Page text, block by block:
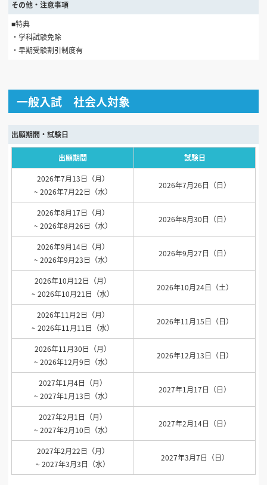
その他・注意事項
■特典
・学科試験免除
・早期受験割引制度有
一般入試 社会人対象
出願期間・試験日
出願期間 試験日
2026年7月13日（月）
~ 2026年7月22日（水）
2026年7月26日（日）
2026年8月17日（月）
~ 2026年8月26日（水）
2026年8月30日（日）
2026年9月14日（月）
~ 2026年9月23日（水）
2026年9月27日（日）
2026年10月12日（月）
~ 2026年10月21日（水）
2026年10月24日（土）
2026年11月2日（月）
~ 2026年11月11日（水）
2026年11月15日（日）
2026年11月30日（月）
~ 2026年12月9日（水）
2026年12月13日（日）
2027年1月4日（月）
~ 2027年1月13日（水）
2027年1月17日（日）
2027年2月1日（月）
~ 2027年2月10日（水）
2027年2月14日（日）
2027年2月22日（月）
~ 2027年3月3日（水）
2027年3月7日（日）